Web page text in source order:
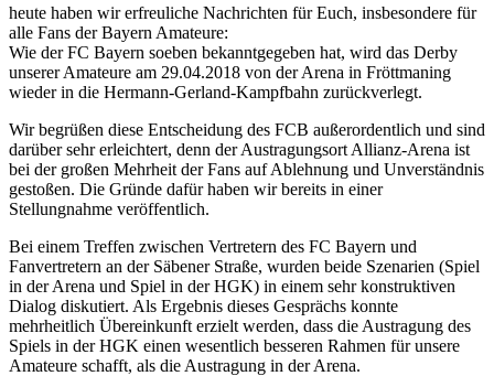
heute haben wir erfreuliche Nachrichten für Euch, insbesondere für
alle Fans der Bayern Amateure:
Wie der FC Bayern soeben bekanntgegeben hat, wird das Derby
unserer Amateure am 29.04.2018 von der Arena in Fröttmaning
wieder in die Hermann-Gerland-Kampfbahn zurückverlegt.
Wir begrüßen diese Entscheidung des FCB außerordentlich und sind
darüber sehr erleichtert, denn der Austragungsort Allianz-Arena ist
bei der großen Mehrheit der Fans auf Ablehnung und Unverständnis
gestoßen. Die Gründe dafür haben wir bereits in einer
Stellungnahme veröffentlich.
Bei einem Treffen zwischen Vertretern des FC Bayern und
Fanvertretern an der Säbener Straße, wurden beide Szenarien (Spiel
in der Arena und Spiel in der HGK) in einem sehr konstruktiven
Dialog diskutiert. Als Ergebnis dieses Gesprächs konnte
mehrheitlich Übereinkunft erzielt werden, dass die Austragung des
Spiels in der HGK einen wesentlich besseren Rahmen für unsere
Amateure schafft, als die Austragung in der Arena.